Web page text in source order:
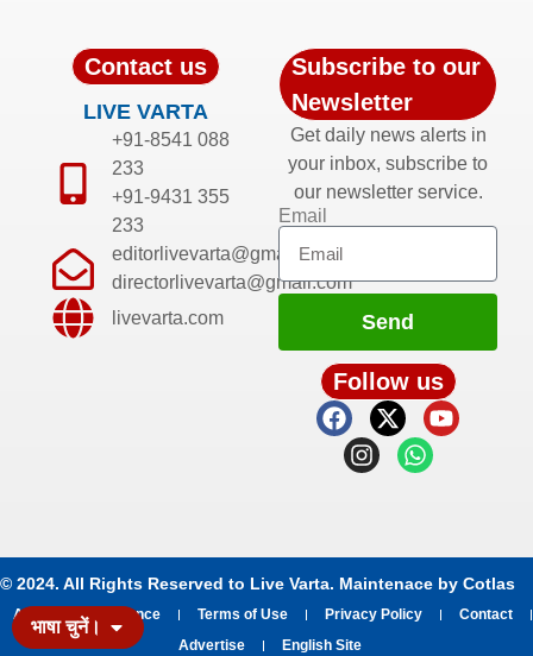
भाषा चुनें।
Contact us
LIVE VARTA
+91-8541 088
233
+91-9431 355
233
editorlivevarta@gmail.com
directorlivevarta@gmail.com
livevarta.com
Subscribe to our
Newsletter
Get daily news alerts in
your inbox, subscribe to
our newsletter service.
Email
Send
Follow us
© 2024. All Rights Reserved to Live Varta. Maintenace by Cotlas
About Grievance Terms of Use Privacy Policy
Contact
Advertise
English Site